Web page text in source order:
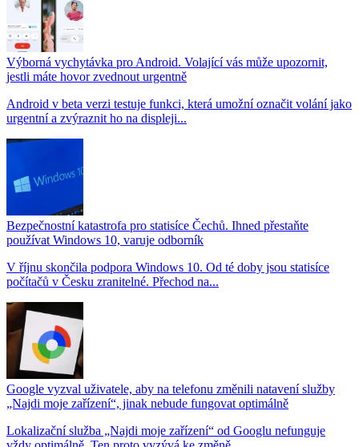
Výborná vychytávka pro Android. Volající vás může upozornit,
jestli máte hovor zvednout urgentně
Android v beta verzi testuje funkci, která umožní označit volání jako
urgentní a zvýraznit ho na displeji...
Bezpečnostní katastrofa pro statisíce Čechů. Ihned přestaňte
používat Windows 10, varuje odborník
V říjnu skončila podpora Windows 10. Od té doby jsou statisíce
počítačů v Česku zranitelné. Přechod na...
Google vyzval uživatele, aby na telefonu změnili natavení služby
„Najdi moje zařízení“, jinak nebude fungovat optimálně
Lokalizační služba „Najdi moje zařízení“ od Googlu nefunguje